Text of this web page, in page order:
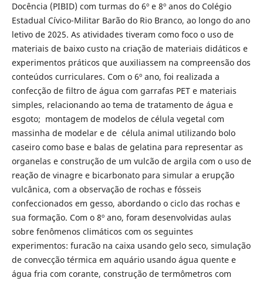
Docência (PIBID) com turmas do 6º e 8º anos do Colégio
Estadual Cívico-Militar Barão do Rio Branco, ao longo do ano
letivo de 2025. As atividades tiveram como foco o uso de
materiais de baixo custo na criação de materiais didáticos e
experimentos práticos que auxiliassem na compreensão dos
conteúdos curriculares. Com o 6º ano, foi realizada a
confecção de filtro de água com garrafas PET e materiais
simples, relacionando ao tema de tratamento de água e
esgoto; montagem de modelos de célula vegetal com
massinha de modelar e de célula animal utilizando bolo
caseiro como base e balas de gelatina para representar as
organelas e construção de um vulcão de argila com o uso de
reação de vinagre e bicarbonato para simular a erupção
vulcânica, com a observação de rochas e fósseis
confeccionados em gesso, abordando o ciclo das rochas e
sua formação. Com o 8º ano, foram desenvolvidas aulas
sobre fenômenos climáticos com os seguintes
experimentos: furacão na caixa usando gelo seco, simulação
de convecção térmica em aquário usando água quente e
água fria com corante, construção de termômetros com